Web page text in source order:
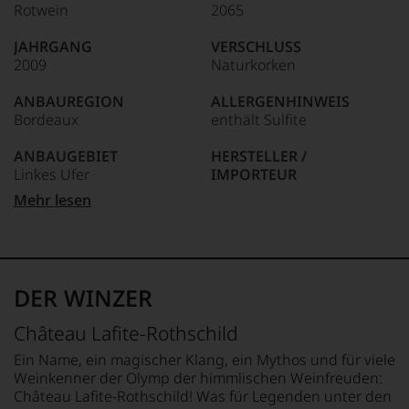
unterstreichen,
welch
hohem
sich
unsere
Weinselektion
bewegt.
Das
aber
genügt
mehr.
haben
festgestellt,
dass
manch
eine
Bewertung
schwer
2012
zurückgezogen
hat.
hat
mit
und
Innovationsgeist
Weinjournalismus
und
studierte
Rechtsanwalt
verstand
sich
als
Sprachrohr
des
der
Dabei
geriet
mehr
über
Umwege
in
die
Weinwelt,
denn
an
der
Universität
von
Wisconsin.
Bedingt
durch
Rotwein
JAHRGANG
2009
ANBAUREGION
Bordeaux
ANBAUGEBIET
Linkes Ufer
APPELLATION
REBSORTEN
Sauvignon
.5 Petit Verdot
TRINKTEMPERATUR
18 °C
2065
VERSCHLUSS
Naturkorken
ALLERGENHINWEIS
enthält Sulfite
HERSTELLER /
IMPORTEUR
Frankreich
GESCHMACK
trocken
Mehr lesen
DER WINZER
Château Lafite-Rothschild
Ein Name, ein magischer Klang, ein Mythos und für viele
Weinkenner der Olymp der himmlischen Weinfreuden:
Château Lafite-Rothschild! Was für Legenden unter den